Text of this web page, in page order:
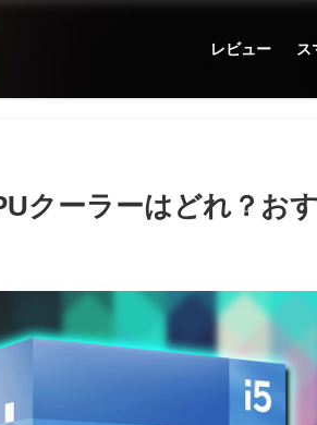
レビュー ス
クーラーはどれ？お